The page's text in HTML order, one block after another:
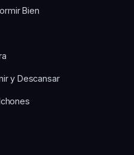
Bien
y Descansar